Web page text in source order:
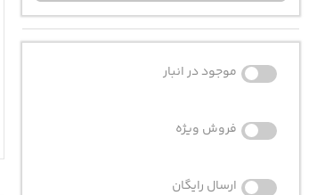
موجود در انبار
فروش ویژه
ارسال رایگان